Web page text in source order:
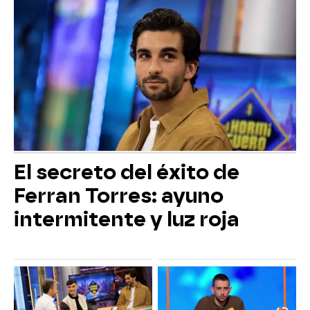
El secreto del éxito de
Ferran Torres: ayuno
intermitente y luz roja